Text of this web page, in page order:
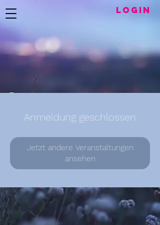
LogIN
Anmeldung geschlossen
Jetzt andere Veranstaltungen
ansehen